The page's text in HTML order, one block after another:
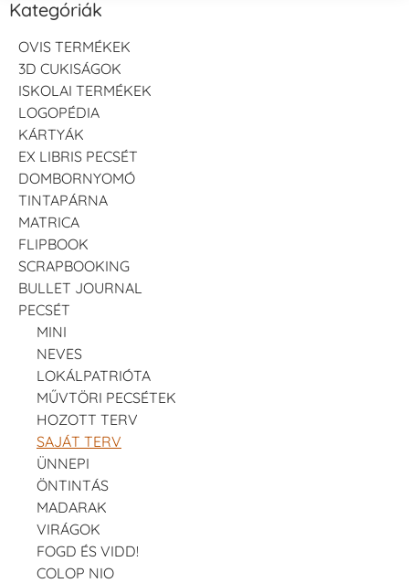
Kategóriák
OVIS TERMÉKEK
3D CUKISÁGOK
ISKOLAI TERMÉKEK
LOGOPÉDIA
KÁRTYÁK
EX LIBRIS PECSÉT
DOMBORNYOMÓ
TINTAPÁRNA
MATRICA
FLIPBOOK
SCRAPBOOKING
BULLET JOURNAL
PECSÉT
MINI
NEVES
LOKÁLPATRIÓTA
MŰVTÖRI PECSÉTEK
HOZOTT TERV
SAJÁT TERV
ÜNNEPI
ÖNTINTÁS
MADARAK
VIRÁGOK
FOGD ÉS VIDD!
COLOP NIO